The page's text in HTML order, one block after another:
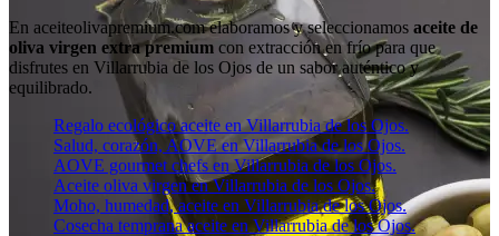
En aceiteolivapremium.com elaboramos y seleccionamos aceite de
oliva virgen extra premium con extracción en frío para que
disfrutes en Villarrubia de los Ojos de un sabor auténtico y
equilibrado.
Regalo ecológico aceite en Villarrubia de los Ojos.
Salud, corazón, AOVE en Villarrubia de los Ojos.
AOVE gourmet chefs en Villarrubia de los Ojos.
Aceite oliva virgen en Villarrubia de los Ojos.
Moho, humedad, aceite en Villarrubia de los Ojos.
Cosecha temprana aceite en Villarrubia de los Ojos.